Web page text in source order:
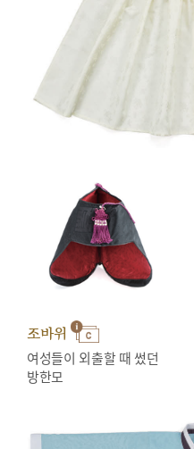
조바위
여성들이 외출할 때 썼던
방한모